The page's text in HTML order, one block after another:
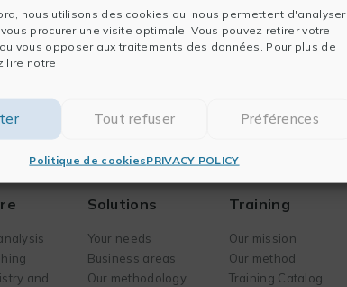
nous utilisons des cookies qui nous permettent d'analyser
procurer une visite optimale. Vous pouvez retirer votre
vous opposer aux traitements des données. Pour plus de
lire notre
Tout refuser Préférences
Politique de cookiesPRIVACY POLICY
searching can help.
and
Solutions
Your needs
Business areas
Our methodology
Training
Our mission
Our method
Training Catalog